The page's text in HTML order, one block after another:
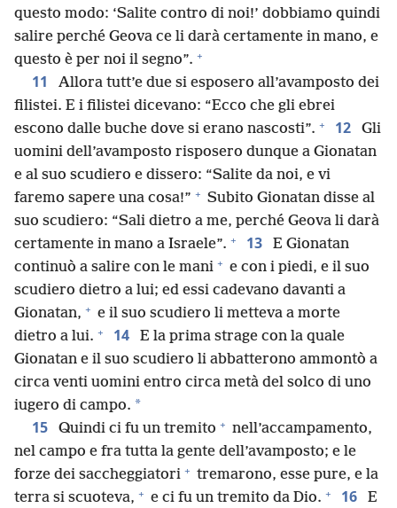
questo modo: ‘Salite contro di noi!’ dobbiamo quindi
salire perché Geova ce li darà certamente in mano, e
questo è per noi il segno”. +
11
Allora tutt’e due si esposero all’avamposto dei
filistei. E i filistei dicevano: “Ecco che gli ebrei
escono dalle buche dove si erano nascosti”. + 12
Gli
uomini dell’avamposto risposero dunque a Gionatan
e al suo scudiero e dissero: “Salite da noi, e vi
faremo sapere una cosa!” + Subito Gionatan disse al
suo scudiero: “Sali dietro a me, perché Geova li darà
certamente in mano a Israele”. + 13
E Gionatan
continuò a salire con le mani + e con i piedi, e il suo
scudiero dietro a lui; ed essi cadevano davanti a
Gionatan, + e il suo scudiero li metteva a morte
dietro a lui. + 14
E la prima strage con la quale
Gionatan e il suo scudiero li abbatterono ammontò a
circa venti uomini entro circa metà del solco di uno
iugero di campo. *
15 Quindi ci fu un tremito + nell’accampamento,
nel campo e fra tutta la gente dell’avamposto; e le
forze dei saccheggiatori + tremarono, esse pure, e la
terra si scuoteva, + e ci fu un tremito da Dio. + 16
E